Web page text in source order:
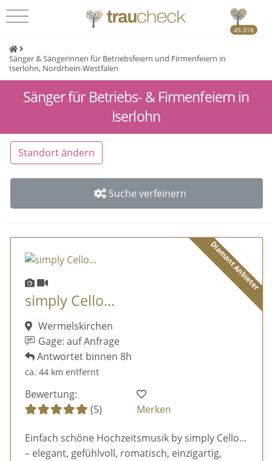
45.318
Sänger & Sängerinnen für Betriebsfeiern und Firmenfeiern in
Iserlohn, Nordrhein-Westfalen
Sänger für Betriebs- & Firmenfeiern in
Iserlohn
Standort ändern
Suche verfeinern
Diamant Anbieter
simply Cello...
Wermelskirchen
Gage: auf Anfrage
Antwortet binnen 8h
ca. 44 km entfernt
Bewertung:
(5)
Merken
Einfach schöne Hochzeitsmusik by simply Cello...
– elegant, gefühlvoll, romatisch, einzigartig,